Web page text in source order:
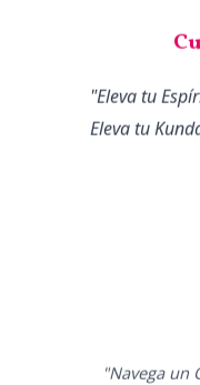
"Eleva tu
Eleva tu
"Navega un